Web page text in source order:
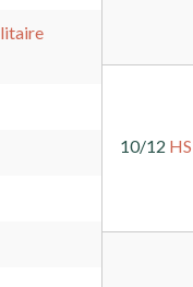
10/12 HS